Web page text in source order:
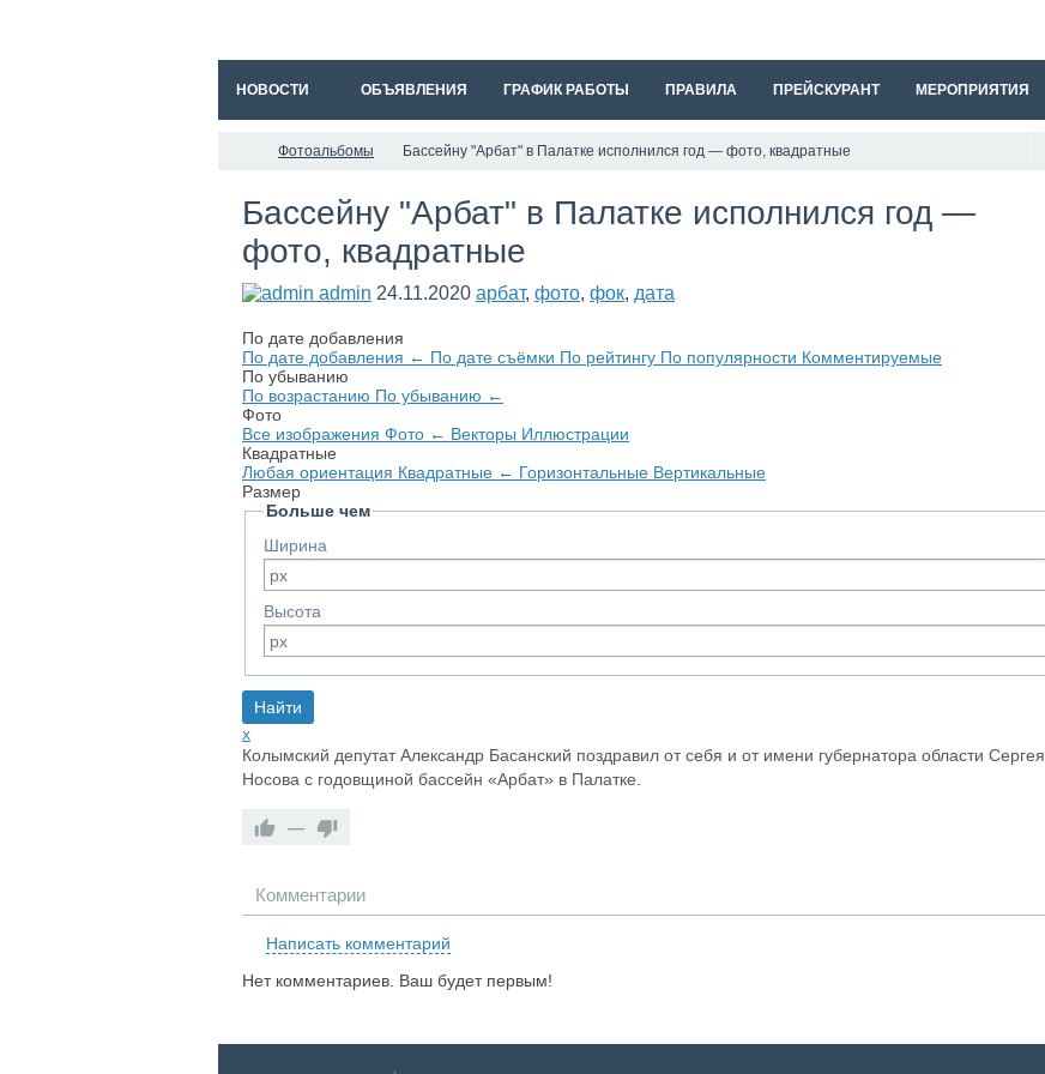
НОВОСТИ ОБЪЯВЛЕНИЯ ГРАФИК РАБОТЫ ПРАВИЛА ПРЕЙСКУРАНТ МЕРОПРИЯТИЯ
Фотоальбомы Бассейну "Арбат" в Палатке исполнился год — фото, квадратные
Бассейну "Арбат" в Палатке исполнился год —
фото, квадратные
admin 24.11.2020 арбат, фото, фок, дата
По дате добавления
По дате добавления ← По дате съёмки По рейтингу По популярности Комментируемые
По убыванию
По возрастанию По убыванию ←
Фото
Все изображения Фото ← Векторы Иллюстрации
Квадратные
Любая ориентация Квадратные ← Горизонтальные Вертикальные
Размер
Больше чем
Ширина
Высота
x
Колымский депутат Александр Басанский поздравил от себя и от имени губернатора области Сергея
Носова с годовщиной бассейн «Арбат» в Палатке.
—
Комментарии
Написать комментарий
Нет комментариев. Ваш будет первым!